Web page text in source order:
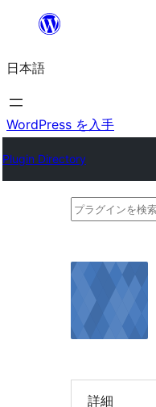
を
ス
キ
プ
日本語
WordPress を入手
Plugin Directory
プ
索
詳細